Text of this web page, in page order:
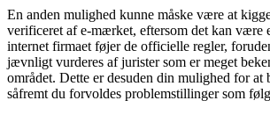
En anden mulighed kunne måske være at
verificeret af e-mærket, eftersom det kan være
internet firmaet føjer de officielle regler,
jævnligt vurderes af jurister som er meget
området. Dette er desuden din mulighed for at
såfremt du forvoldes problemstillinger som